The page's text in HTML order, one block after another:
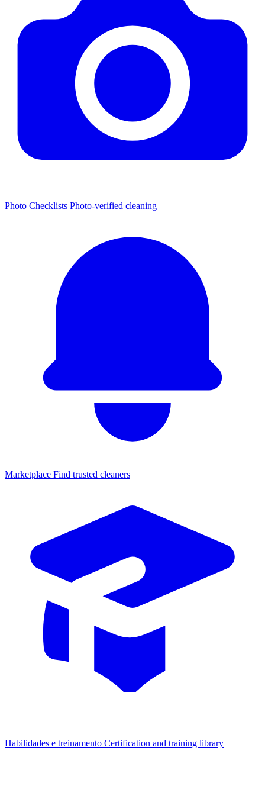
Photo Checklists Photo-verified cleaning
Marketplace Find trusted cleaners
Habilidades e treinamento Certification and training library